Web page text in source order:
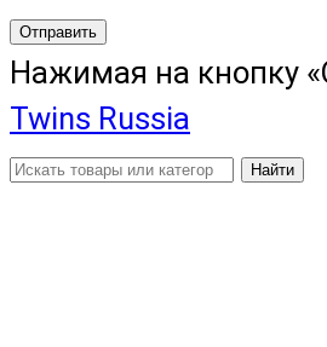
Отправить
Нажимая на кнопку
Twins Russia
Найти